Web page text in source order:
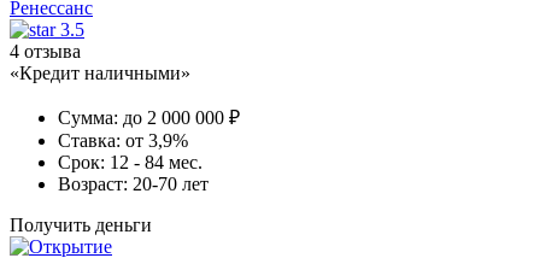
Ренессанс
3.5
4 отзыва
«Кредит наличными»
Сумма: до 2 000 000 ₽
Ставка: от 3,9%
Срок: 12 - 84 мес.
Возраст: 20-70 лет
Получить деньги